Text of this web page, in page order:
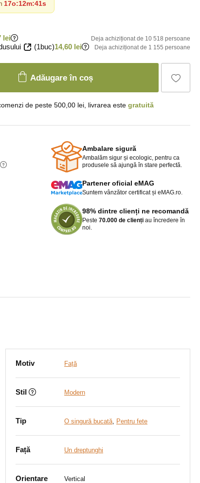
17o:12m:40s
lei Deja achiziționat de 10 518 persoane
(1buc)14,60 lei Deja achiziționat de 1 155 persoane
Adăugare în coș
de peste 500,00 lei, livrarea este gratuită
Ambalare sigură
Ambalăm sigur și ecologic, pentru ca
produsele să ajungă în stare perfectă.
Partener oficial eMAG
Suntem vânzător certificat și eMAG.ro.
98% dintre clienți ne recomandă
Peste 70.000 de clienți au încredere în
noi.
Motiv Față
Stil Modern
Tip O singură bucată, Pentru fete
Față Un dreptunghi
Orientare Vertical